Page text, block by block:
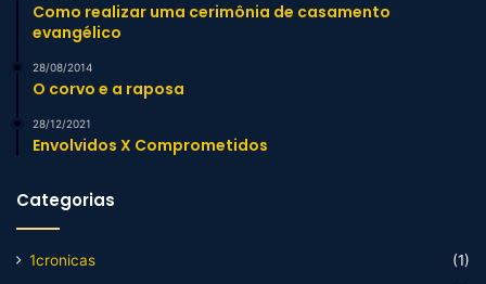
Como realizar uma cerimônia de casamento
evangélico
28/08/2014
O corvo e a raposa
28/12/2021
Envolvidos X Comprometidos
Categorias
1cronicas
(1)